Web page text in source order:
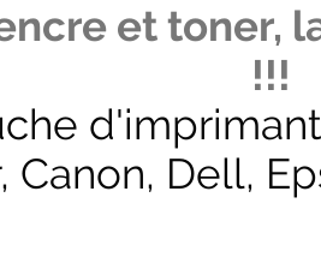
et toner,
!!!
Canon, Dell,